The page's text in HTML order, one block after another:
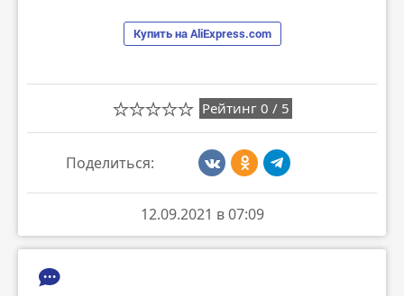
Купить на AliExpress.com
Рейтинг 0 / 5
Поделиться:
12.09.2021 в 07:09